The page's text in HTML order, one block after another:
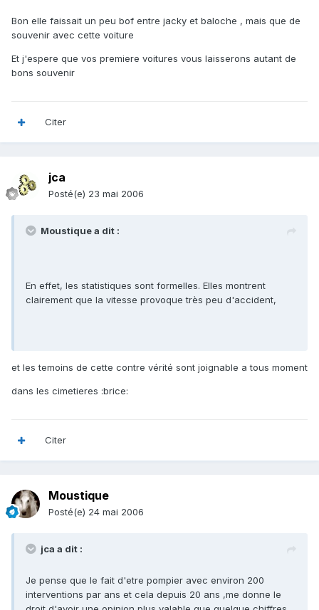
Bon elle faissait un peu bof entre jacky et baloche , mais que de
souvenir avec cette voiture
Et j'espere que vos premiere voitures vous laisserons autant de
bons souvenir
Citer
jca
Posté(e) 23 mai 2006
Moustique a dit :
En effet, les statistiques sont formelles. Elles montrent
clairement que la vitesse provoque très peu d'accident,
et les temoins de cette contre vérité sont joignable a tous moment
dans les cimetieres :brice:
Citer
Moustique
Posté(e) 24 mai 2006
jca a dit :
Je pense que le fait d'etre pompier avec environ 200
interventions par ans et cela depuis 20 ans ,me donne le